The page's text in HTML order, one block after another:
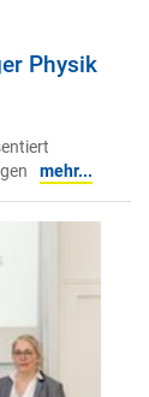
Physik
mehr...